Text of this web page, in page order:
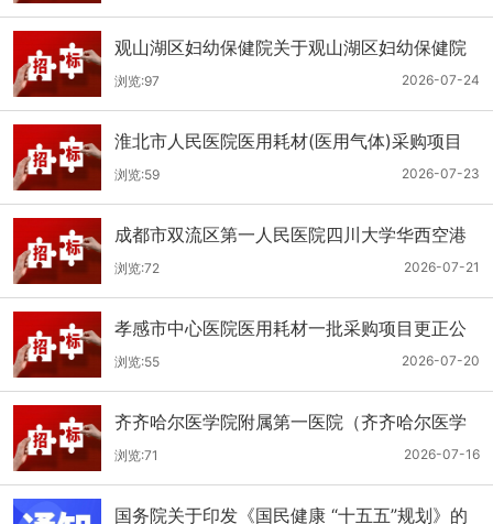
标公告
观山湖区妇幼保健院关于观山湖区妇幼保健院
医用耗材采购项目的公开招标公告
2026-07-24
浏览:97
淮北市人民医院医用耗材(医用气体)采购项目
（二次）招标公告
2026-07-23
浏览:59
成都市双流区第一人民医院四川大学华西空港
医院2026年第二批医用耗材采购项目招标公告
2026-07-21
浏览:72
孝感市中心医院医用耗材一批采购项目更正公
告
2026-07-20
浏览:55
齐齐哈尔医学院附属第一医院（齐齐哈尔医学
院第一临床医学院）口腔科医用耗材招标公告
2026-07-16
浏览:71
国务院关于印发《国民健康 “十五五”规划》的